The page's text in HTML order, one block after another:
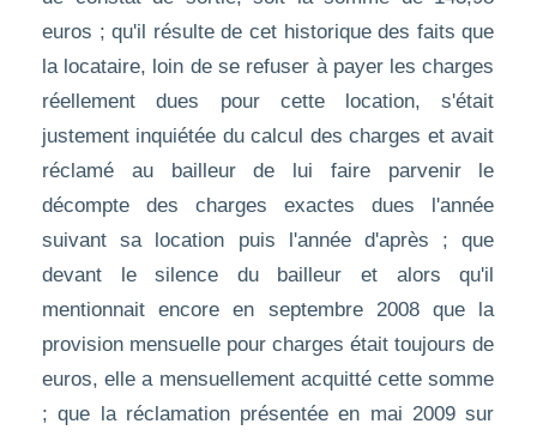
euros ; qu'il résulte de cet historique des faits que
la locataire, loin de se refuser à payer les charges
réellement dues pour cette location, s'était
justement inquiétée du calcul des charges et avait
réclamé au bailleur de lui faire parvenir le
décompte des charges exactes dues l'année
suivant sa location puis l'année d'après ; que
devant le silence du bailleur et alors qu'il
mentionnait encore en septembre 2008 que la
provision mensuelle pour charges était toujours de
euros, elle a mensuellement acquitté cette somme
; que la réclamation présentée en mai 2009 sur